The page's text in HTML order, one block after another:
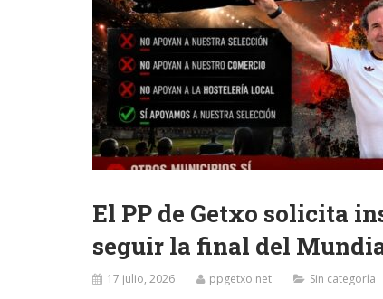
El PP de Getxo solicita
seguir la final del
17 julio, 2026 ppgetxo.net Sin categoría